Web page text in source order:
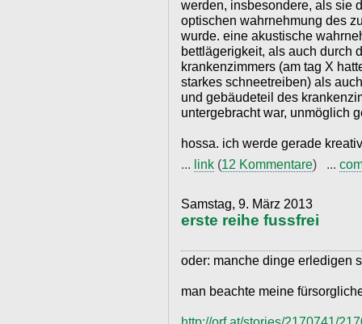
werden, insbesondere, als sie
optischen wahrnehmung des
wurde. eine akustische
bettlägerigkeit, als auch durch
krankenzimmers (am tag X
starkes schneetreiben) als
und gebäudeteil des
untergebracht war, unmöglich
hossa. ich werde gerade
... link (12 Kommentare) ...
Samstag, 9. März 2013
erste reihe fussfrei
oder: manche dinge erledigen
man beachte meine